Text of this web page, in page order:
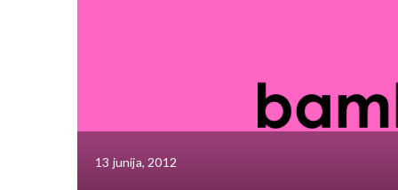
13 junija, 2012